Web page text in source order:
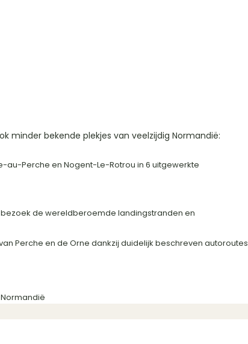
minder bekende plekjes van veelzijdig Normandië:
au-Perche en Nogent-Le-Rotrou in 6 uitgewerkte
de wereldberoemde landingstranden en
Perche en de Orne dankzij duidelijk beschreven autoroutes